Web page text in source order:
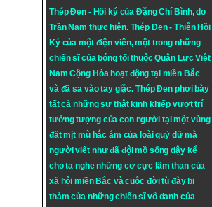
Thép Đen - Hồi ký của Đặng Chí Bình, do
Trần Nam thực hiện. Thép Đen- Thiên Hồi
Ký của một điện viên, một trong những
chiến sĩ của bóng tối thuộc Quân Lực Việt
Nam Cộng Hòa hoạt động tại miền Bắc
và đã sa vào tay giặc. Thép Đen phơi bày
tất cả những sự thật kinh khiếp vượt trí
tưởng tượng của con người tại một vùng
đất mịt mù hắc ám của loài quỷ dữ mà
người viết như đã đội mồ sống dậy kể
cho ta nghe những cơ cực lầm than của
xã hội miền Bắc và cuộc đời tù đày bi
thảm của những chiến sĩ vô danh của